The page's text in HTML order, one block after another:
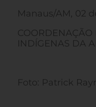
Manaus/AM, 02
COORDENAÇÃO
INDÍGENAS DA
Foto: Patrick